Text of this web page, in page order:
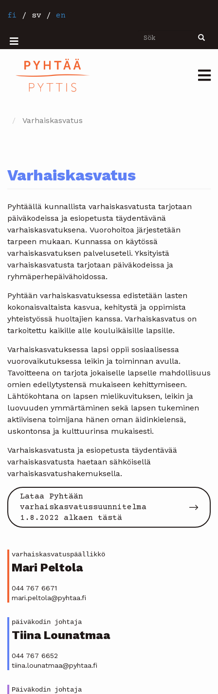
tillfi / sv / en
Sök Sök
Mobiilivalikko
Varhaiskasvatus
Varhaiskasvatus
Pyhtäällä kunnallista varhaiskasvatusta tarjotaan
päiväkodeissa ja esiopetusta täydentävänä
varhaiskasvatuksena. Vuorohoitoa järjestetään
tarpeen mukaan. Kunnassa on käytössä
varhaiskasvatuksen palveluseteli. Yksityistä
varhaiskasvatusta tarjotaan päiväkodeissa ja
ryhmäperhepäivähoidossa.
Pyhtään varhaiskasvatuksessa edistetään lasten
kokonaisvaltaista kasvua, kehitystä ja oppimista
yhteistyössä huoltajien kanssa. Varhaiskasvatus on
tarkoitettu kaikille alle kouluikäisille lapsille.
Varhaiskasvatuksessa lapsi oppii sosiaalisessa
vuorovaikutuksessa leikin ja toiminnan avulla.
Tavoitteena on tarjota jokaiselle lapselle mahdollisuus
omien edellytystensä mukaiseen kehittymiseen.
Lähtökohtana on lapsen mielikuvituksen, leikin ja
luovuuden ymmärtäminen sekä lapsen tukeminen
aktiivisena toimijana hänen oman äidinkielensä,
uskontonsa ja kulttuurinsa mukaisesti.
Varhaiskasvatusta ja esiopetusta täydentävää
varhaiskasvatusta haetaan sähköisellä
varhaiskasvatushakemuksella.
Lataa Pyhtään
varhaiskasvatussuunnitelma
1.8.2022 alkaen tästä
varhaiskasvatuspäällikkö
Mari Peltola
044 767 6671
mari.peltola@pyhtaa.fi
päiväkodin johtaja
Tiina Lounatmaa
044 767 6652
tiina.lounatmaa@pyhtaa.fi
Päiväkodin johtaja